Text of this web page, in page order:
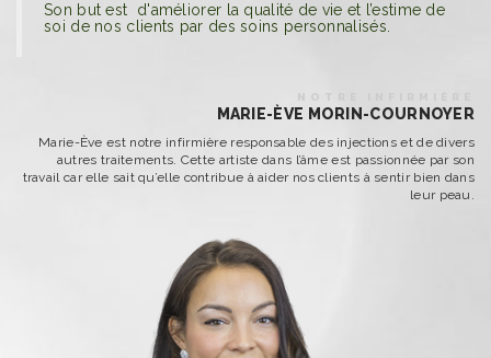
Son but est d'améliorer la qualité de vie et l’estime de
soi de nos clients par des soins personnalisés.
MARIE-ÈVE MORIN-COURNOYER
Marie-Ève est notre infirmière responsable des injections et de divers
autres traitements. Cette artiste dans l’âme est passionnée par son
travail car elle sait qu’elle contribue à aider nos clients à sentir bien dans
leur peau.